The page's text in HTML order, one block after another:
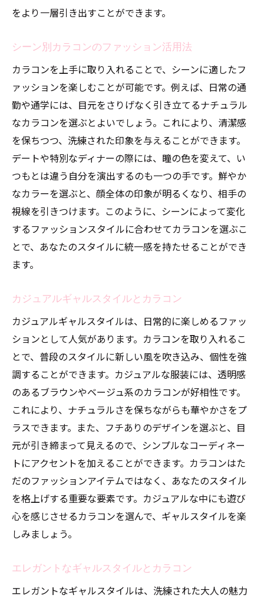
をより一層引き出すことができます。
シーン別カラコンのファッション活用法
カラコンを上手に取り入れることで、シーンに適したフ
ァッションを楽しむことが可能です。例えば、日常の通
勤や通学には、目元をさりげなく引き立てるナチュラル
なカラコンを選ぶとよいでしょう。これにより、清潔感
を保ちつつ、洗練された印象を与えることができます。
デートや特別なディナーの際には、瞳の色を変えて、い
つもとは違う自分を演出するのも一つの手です。鮮やか
なカラーを選ぶと、顔全体の印象が明るくなり、相手の
視線を引きつけます。このように、シーンによって変化
するファッションスタイルに合わせてカラコンを選ぶこ
とで、あなたのスタイルに統一感を持たせることができ
ます。
カジュアルギャルスタイルとカラコン
カジュアルギャルスタイルは、日常的に楽しめるファッ
ションとして人気があります。カラコンを取り入れるこ
とで、普段のスタイルに新しい風を吹き込み、個性を強
調することができます。カジュアルな服装には、透明感
のあるブラウンやベージュ系のカラコンが好相性です。
これにより、ナチュラルさを保ちながらも華やかさをプ
ラスできます。また、フチありのデザインを選ぶと、目
元が引き締まって見えるので、シンプルなコーディネー
トにアクセントを加えることができます。カラコンはた
だのファッションアイテムではなく、あなたのスタイル
を格上げする重要な要素です。カジュアルな中にも遊び
心を感じさせるカラコンを選んで、ギャルスタイルを楽
しみましょう。
エレガントなギャルスタイルとカラコン
エレガントなギャルスタイルは、洗練された大人の魅力